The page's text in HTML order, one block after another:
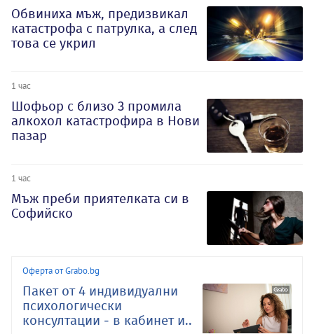
Обвиниха мъж, предизвикал
катастрофа с патрулка, а след
това се укрил
1 час
Шофьор с близо 3 промила
алкохол катастрофира в Нови
пазар
1 час
Мъж преби приятелката си в
Софийско
Оферта от Grabo.bg
Пакет от 4 индивидуални
психологически
консултации - в кабинет и..